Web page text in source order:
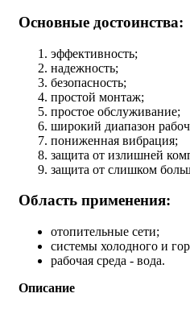
Основные достоинства:
эффективность;
надежность;
безопасность;
простой монтаж;
простое обслуживание;
широкий диапазон
пониженная вибрация;
защита от излишней
защита от слишком
Область применения:
отопительные сети;
системы холодного и
рабочая среда - вода.
Описание